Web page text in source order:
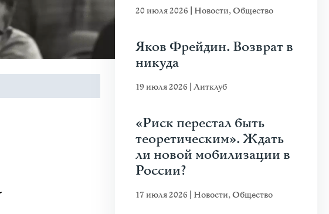
20 июля 2026 Новости,Общество
Яков Фрейдин. Возврат в
никуда
19 июля 2026 Литклуб
«Риск перестал быть
теоретическим». Ждать
ли новой мобилизации в
России?
17 июля 2026 Новости,Общество